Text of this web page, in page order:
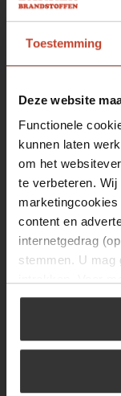
Toestemming
Deze website
Functionele
kunnen laten
om het
te verbeteren.
content en
internetgedrag
stemmen. U mag
uw keuze op
Maandag
Dinsdag
Vrijdag
Zaterdag
Zondag
Navigatie
BBQ
Kamperen